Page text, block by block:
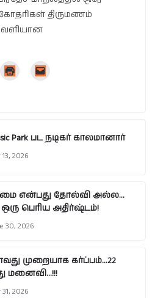
திருமணம்
Park பட நடிகர் காலமானார்
2026
என்பது தோல்வி அல்ல…
பெரிய அதிர்ஷ்டம்!
30, 2026
முறையாக கர்ப்பம்…22
மனைவி…!!!
31, 2026